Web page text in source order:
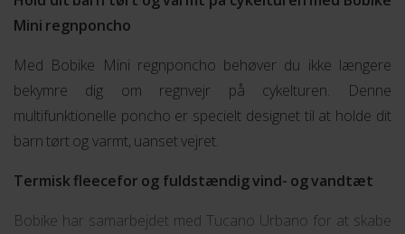
Mini regnponcho
Med Bobike Mini regnponcho behøver du ikke længere
bekymre dig om regnvejr på cykelturen. Denne
multifunktionelle poncho er specielt designet til at holde dit
barn tørt og varmt, uanset vejret.
Termisk fleecefor og fuldstændig vind- og vandtæt
Bobike har samarbejdet med Tucano Urbano for at skabe